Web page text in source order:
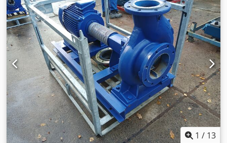
laboratoria die nauwkeurige optische rotatiemetingen en
volledige 21 CFR Part 11-conformiteit vereisen, met name
in farmaceutische, geur- en
voedselkwaliteitscontroletoepassingen. Belangrijkste
kenmerken: - Model: MCP 150 - Golflengte: 589 nm (LED) -
Meetbereik: ±89,9°, resolutie 0,001°, nauwkeurigheid
±0,01°, herhaalbaarheid ±0,01° - Peltier-
temperatuurregeling (15–35 °C), met een nauwkeurigheid
van ±0,1 °C - Compact ontwerp: 370 × 320 × 130 mm, 8,6 kg
- Interfaces: USB, Ethernet, RS232, CAN-bus - Voldoet aan:
21 CFR Part 11, Ph. Eur., USP, JP, GAMP5, GMP
Meegeleverde accessoires: - Kwartsregelplaat (+8°Z,
+3°OR) met Toolmaster™ draadloze ID - 100 mm
1 / 13